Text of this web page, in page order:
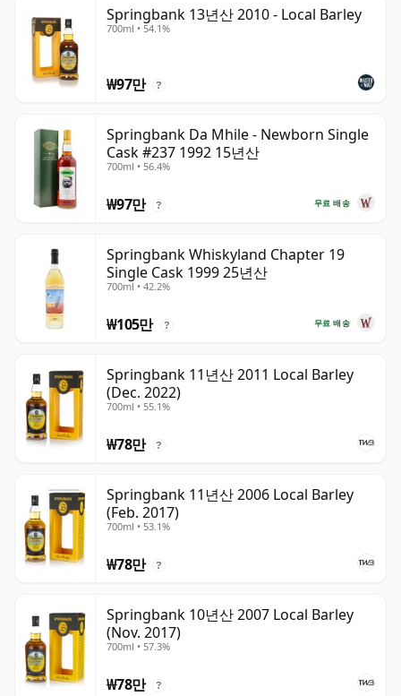
Springbank 13년산 2010 - Local Barley
700ml • 54.1%
₩97만 ?
Springbank Da Mhile - Newborn Single
Cask #237 1992 15년산
700ml • 56.4%
무료 배송
₩97만 ?
Springbank Whiskyland Chapter 19
Single Cask 1999 25년산
700ml • 42.2%
무료 배송
₩105만 ?
Springbank 11년산 2011 Local Barley
(Dec. 2022)
700ml • 55.1%
₩78만 ?
Springbank 11년산 2006 Local Barley
(Feb. 2017)
700ml • 53.1%
₩78만 ?
Springbank 10년산 2007 Local Barley
(Nov. 2017)
700ml • 57.3%
₩78만 ?